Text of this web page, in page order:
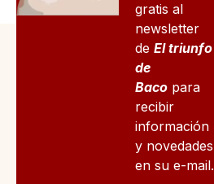
gratis al
newsletter
deEl triunfo
de
Baco para
recibir
información
y novedades
en su e-mail.